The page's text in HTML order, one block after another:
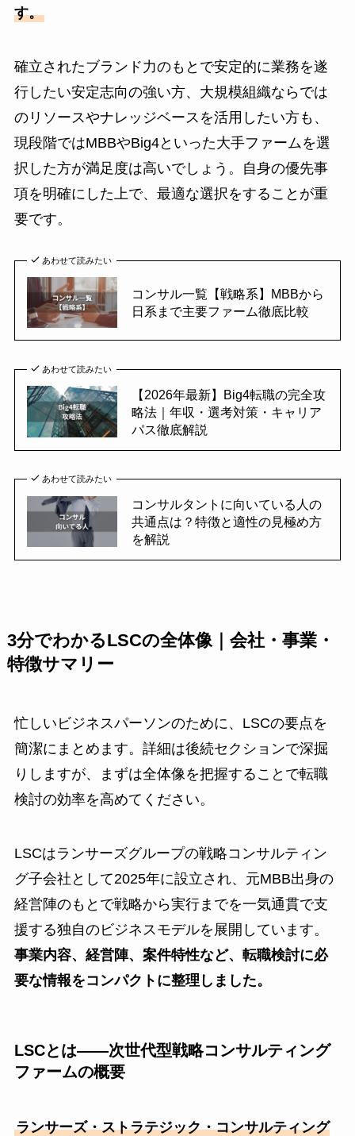
す。
確立されたブランド力のもとで安定的に業務を遂
行したい安定志向の強い方、大規模組織ならでは
のリソースやナレッジベースを活用したい方も、
現段階ではMBBやBig4といった大手ファームを選
択した方が満足度は高いでしょう。自身の優先事
項を明確にした上で、最適な選択をすることが重
要です。
あわせて読みたい
コンサル一覧【戦略系】MBBから
日系まで主要ファーム徹底比較
あわせて読みたい
【2026年最新】Big4転職の完全攻
略法｜年収・選考対策・キャリア
パス徹底解説
あわせて読みたい
コンサルタントに向いている人の
共通点は？特徴と適性の見極め方
を解説
3分でわかるLSCの全体像｜会社・事業・
特徴サマリー
忙しいビジネスパーソンのために、LSCの要点を
簡潔にまとめます。詳細は後続セクションで深掘
りしますが、まずは全体像を把握することで転職
検討の効率を高めてください。
LSCはランサーズグループの戦略コンサルティン
グ子会社として2025年に設立され、元MBB出身の
経営陣のもとで戦略から実行までを一気通貫で支
援する独自のビジネスモデルを展開しています。
事業内容、経営陣、案件特性など、転職検討に必
要な情報をコンパクトに整理しました。
LSCとは——次世代型戦略コンサルティング
ファームの概要
ランサーズ・ストラテジック・コンサルティング